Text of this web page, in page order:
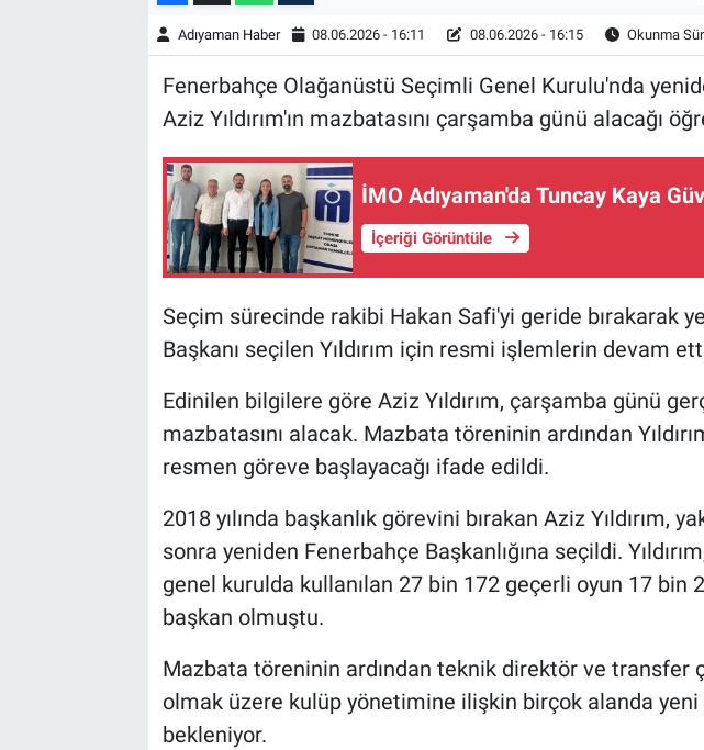
Adıyaman Haber 08.06.2026 - 16:11 08.06.2026 - 16:15 Okunma
Fenerbahçe Olağanüstü Seçimli Genel Kurulu'nda
Aziz Yıldırım'ın mazbatasını çarşamba günü alacağı
İMO Adıyaman'da Tuncay Kaya
İçeriği Görüntüle
Seçim sürecinde rakibi Hakan Safi'yi geride bırakarak
Başkanı seçilen Yıldırım için resmi işlemlerin devam
Edinilen bilgilere göre Aziz Yıldırım, çarşamba günü
mazbatasını alacak. Mazbata töreninin ardından
resmen göreve başlayacağı ifade edildi.
2018 yılında başkanlık görevini bırakan Aziz Yıldırım,
sonra yeniden Fenerbahçe Başkanlığına seçildi.
genel kurulda kullanılan 27 bin 172 geçerli oyun 17 bin
başkan olmuştu.
Mazbata töreninin ardından teknik direktör ve transfer
olmak üzere kulüp yönetimine ilişkin birçok alanda yeni
bekleniyor.
Şambayat Haber